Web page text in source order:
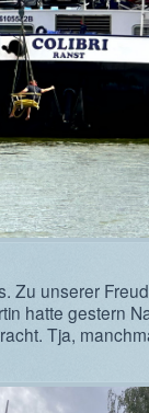
Zu unserer
hatte gestern
Tja,